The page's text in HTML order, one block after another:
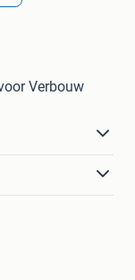
Verbouw